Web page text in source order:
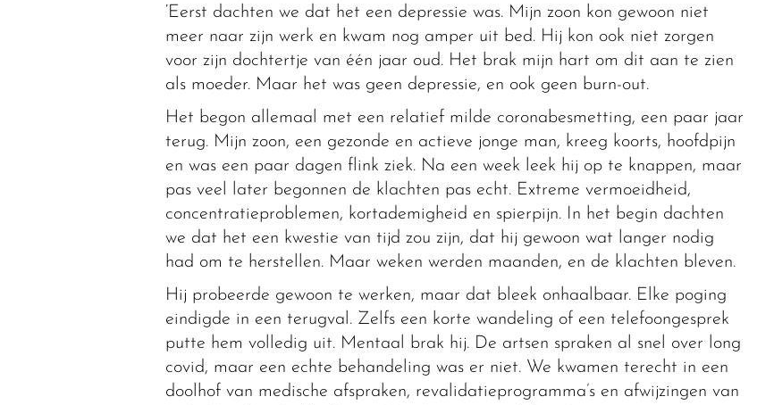
‘Eerst dachten we dat het een depressie was. Mijn zoon kon gewoon niet
meer naar zijn werk en kwam nog amper uit bed. Hij kon ook niet zorgen
voor zijn dochtertje van één jaar oud. Het brak mijn hart om dit aan te zien
als moeder. Maar het was geen depressie, en ook geen burn-out.
Het begon allemaal met een relatief milde coronabesmetting, een paar jaar
terug. Mijn zoon, een gezonde en actieve jonge man, kreeg koorts, hoofdpijn
en was een paar dagen flink ziek. Na een week leek hij op te knappen, maar
pas veel later begonnen de klachten pas echt. Extreme vermoeidheid,
concentratieproblemen, kortademigheid en spierpijn. In het begin dachten
we dat het een kwestie van tijd zou zijn, dat hij gewoon wat langer nodig
had om te herstellen. Maar weken werden maanden, en de klachten bleven.
Hij probeerde gewoon te werken, maar dat bleek onhaalbaar. Elke poging
eindigde in een terugval. Zelfs een korte wandeling of een telefoongesprek
putte hem volledig uit. Mentaal brak hij. De artsen spraken al snel over long
covid, maar een echte behandeling was er niet. We kwamen terecht in een
doolhof van medische afspraken, revalidatieprogramma’s en afwijzingen van